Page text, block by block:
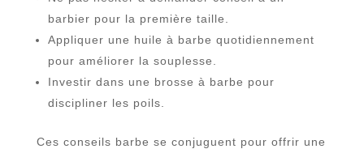
barbier pour la première taille.
Appliquer une huile à barbe quotidiennement
pour améliorer la souplesse.
Investir dans une brosse à barbe pour
discipliner les poils.
Ces conseils barbe se conjuguent pour offrir une